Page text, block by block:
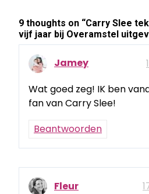
9 thoughts on “Carry Slee
vijf jaar bij Overamstel
Jamey
Wat goed zeg! IK ben
fan van Carry Slee!
Beantwoorden
Fleur